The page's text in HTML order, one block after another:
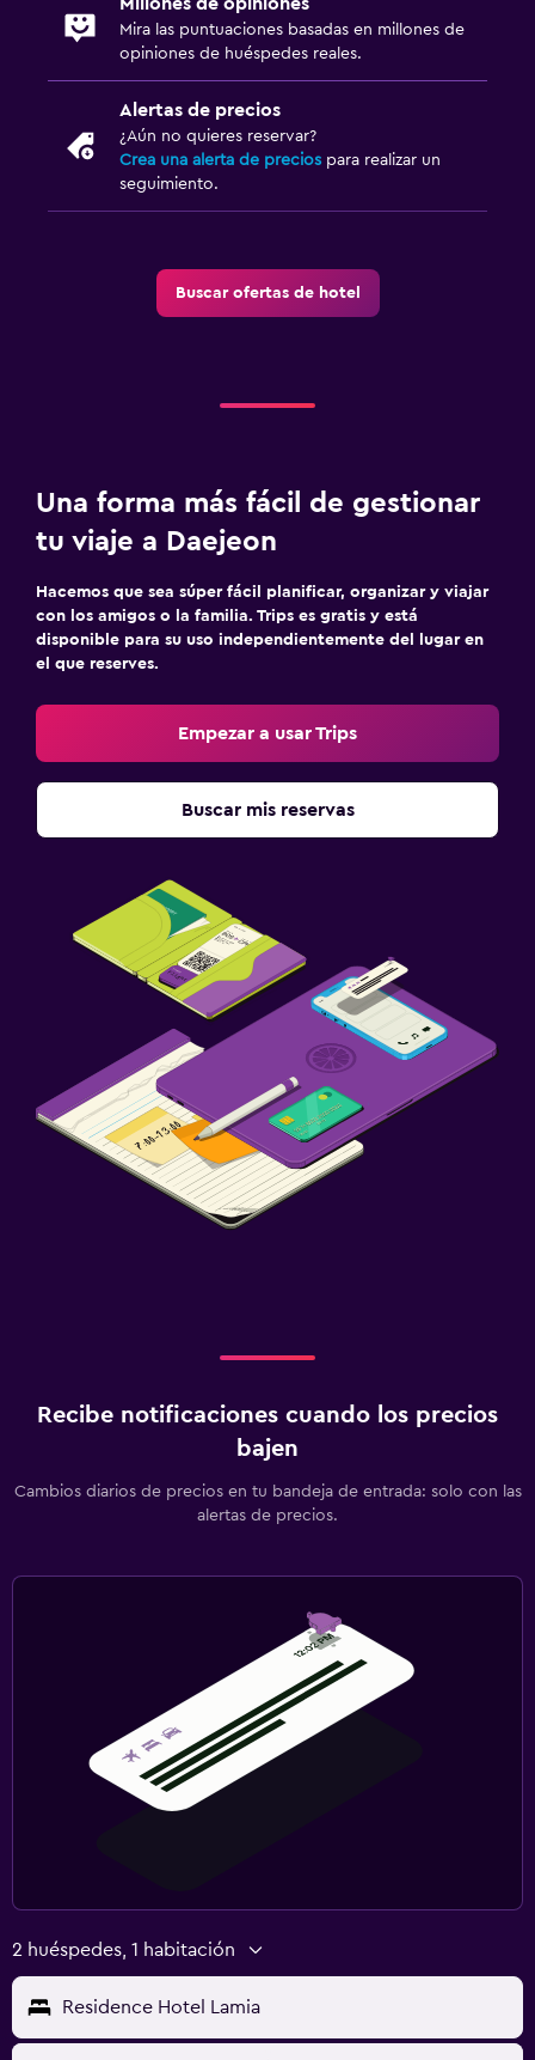
Mira las puntuaciones basadas en millones de
opiniones de huéspedes reales.
Alertas de precios
¿Aún no quieres reservar?
Crea una alerta de precios para realizar un
seguimiento.
Buscar ofertas de hotel
Una forma más fácil de gestionar
tu viaje a Daejeon
Hacemos que sea súper fácil planificar, organizar y viajar
con los amigos o la familia. Trips es gratis y está
disponible para su uso independientemente del lugar en
el que reserves.
Empezar a usar Trips
Buscar mis reservas
Recibe notificaciones cuando los precios
bajen
Cambios diarios de precios en tu bandeja de entrada: solo con las
alertas de precios.
2 huéspedes, 1 habitación
Residence Hotel Lamia